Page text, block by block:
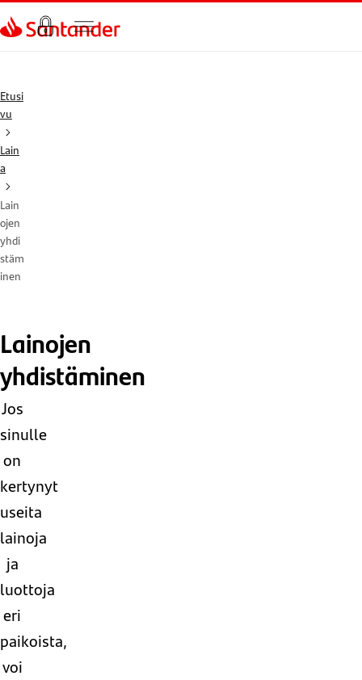
Siirry sivulle
Etusi
vu
Lain
a
Lain
ojen
yhdi
stäm
inen
Lainojen
yhdistäminen
Jos
sinulle
on
kertynyt
useita
lainoja
ja
luottoja
eri
paikoista,
voi